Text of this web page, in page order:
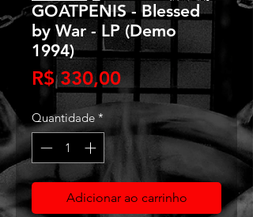
GOATPENIS - Blessed
by War - LP (Demo
1994)
R$ 330,00Preço
Quantidade *
Adicionar ao carrinho